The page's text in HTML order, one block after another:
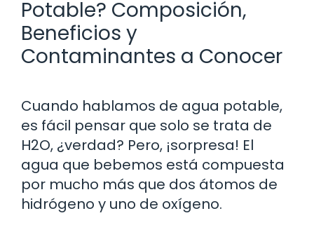
Potable? Composición,
Beneficios y
Contaminantes a Conocer
Cuando hablamos de agua potable,
es fácil pensar que solo se trata de
H2O, ¿verdad? Pero, ¡sorpresa! El
agua que bebemos está compuesta
por mucho más que dos átomos de
hidrógeno y uno de oxígeno.